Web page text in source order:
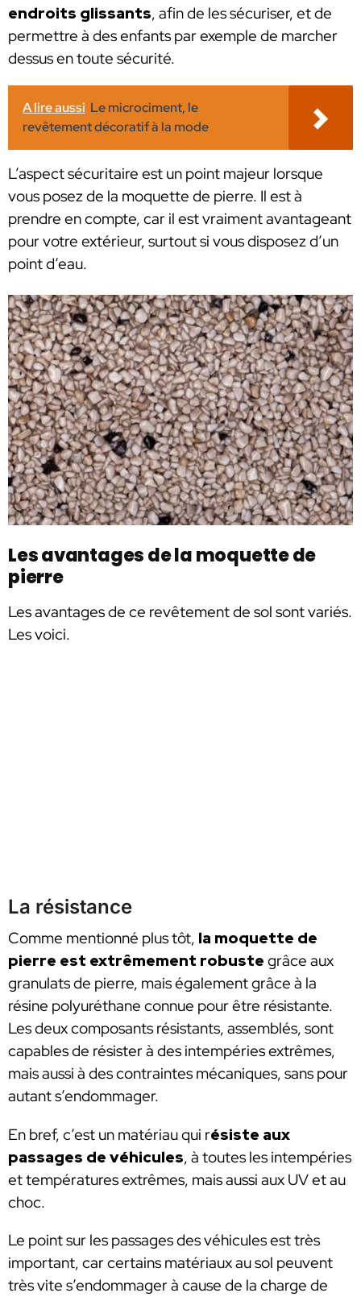
endroits glissants, afin de les sécuriser, et de
permettre à des enfants par exemple de marcher
dessus en toute sécurité.
A lire aussi Le microciment, le
revêtement décoratif à la mode
L’aspect sécuritaire est un point majeur lorsque
vous posez de la moquette de pierre. Il est à
prendre en compte, car il est vraiment avantageant
pour votre extérieur, surtout si vous disposez d’un
point d’eau.
Les avantages de la moquette de
pierre
Les avantages de ce revêtement de sol sont variés.
Les voici.
La résistance
Comme mentionné plus tôt, la moquette de
pierre est extrêmement robuste grâce aux
granulats de pierre, mais également grâce à la
résine polyuréthane connue pour être résistante.
Les deux composants résistants, assemblés, sont
capables de résister à des intempéries extrêmes,
mais aussi à des contraintes mécaniques, sans pour
autant s’endommager.
En bref, c’est un matériau qui résiste aux
passages de véhicules, à toutes les intempéries
et températures extrêmes, mais aussi aux UV et au
choc.
Le point sur les passages des véhicules est très
important, car certains matériaux au sol peuvent
très vite s’endommager à cause de la charge de